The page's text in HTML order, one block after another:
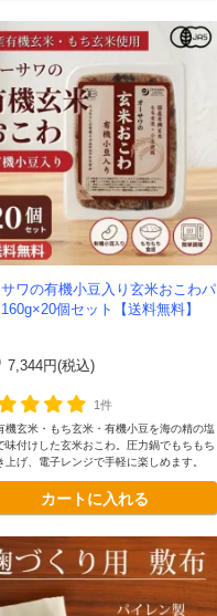
ワの有機小豆入り玄米おこわパ
個セット【送料無料】
7,344円(税込)
1件
機玄米・もち玄米・有機小豆を海の精の塩
味付けした玄米おこわ。圧力鍋でもちもち
上げ、電子レンジで手軽に楽しめます。
カートに入れる